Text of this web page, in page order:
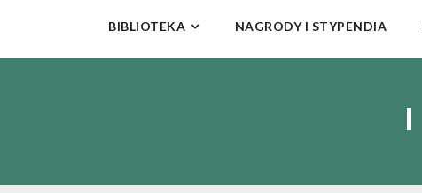
BIBLIOTEKA NAGRODY I STYPENDIA